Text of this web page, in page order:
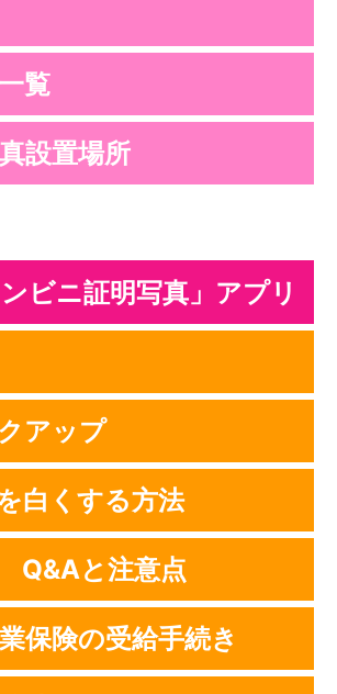
覧
設置場所
ビニ証明写真」アプリ
アップ
白くする方法
Q&Aと注意点
保険の受給手続き